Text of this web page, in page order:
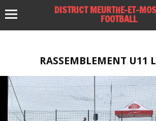
DISTRICT MEURTHE-ET-
FOOTBALL
RASSEMBLEMENT U11